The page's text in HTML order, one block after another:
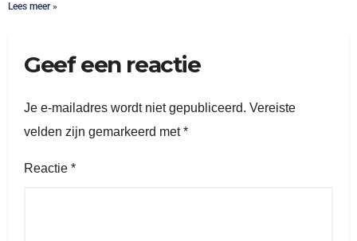
Lees meer »
Geef een reactie
Je e-mailadres wordt niet gepubliceerd. Vereiste
velden zijn gemarkeerd met*
Reactie *